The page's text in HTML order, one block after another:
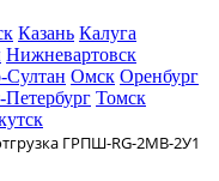
Казань Калуга
Нижневартовск
Султан Омск Оренбург
Томск
ГРПШ-RG-2MB-2У1